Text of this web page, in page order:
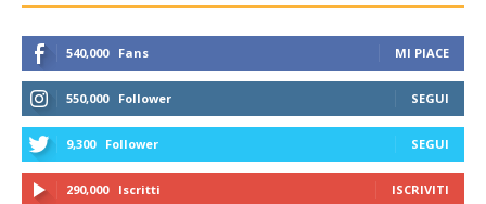
540,000 Fans MI PIACE
550,000 Follower SEGUI
9,300 Follower SEGUI
290,000 Iscritti ISCRIVITI